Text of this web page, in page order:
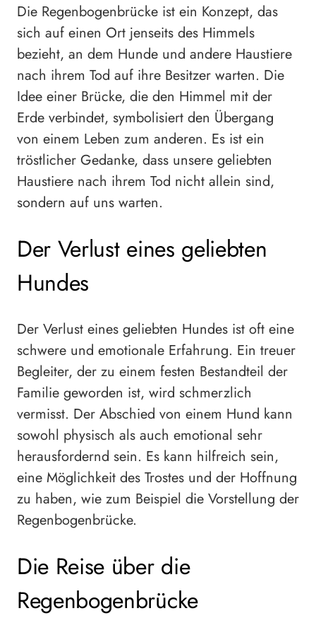
Die Regenbogenbrücke ist ein Konzept, das
sich auf einen Ort jenseits des Himmels
bezieht, an dem Hunde und andere Haustiere
nach ihrem Tod auf ihre Besitzer warten. Die
Idee einer Brücke, die den Himmel mit der
Erde verbindet, symbolisiert den Übergang
von einem Leben zum anderen. Es ist ein
tröstlicher Gedanke, dass unsere geliebten
Haustiere nach ihrem Tod nicht allein sind,
sondern auf uns warten.
Der Verlust eines geliebten
Hundes
Der Verlust eines geliebten Hundes ist oft eine
schwere und emotionale Erfahrung. Ein treuer
Begleiter, der zu einem festen Bestandteil der
Familie geworden ist, wird schmerzlich
vermisst. Der Abschied von einem Hund kann
sowohl physisch als auch emotional sehr
herausfordernd sein. Es kann hilfreich sein,
eine Möglichkeit des Trostes und der Hoffnung
zu haben, wie zum Beispiel die Vorstellung der
Regenbogenbrücke.
Die Reise über die
Regenbogenbrücke